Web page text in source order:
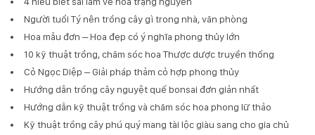
Người tuổi Tý nên trồng cây gì trong nhà, văn phòng
Hoa mẫu đơn – Hoa đẹp có ý nghĩa phong thủy lớn
10 kỹ thuật trồng, chăm sóc hoa Thược dược truyền thống
Cỏ Ngọc Diệp – Giải pháp thảm cỏ hợp phong thủy
Hướng dẫn trồng cây nguyệt quế bonsai đơn giản nhất
Hướng dẫn kỹ thuật trồng và chăm sóc hoa phong lữ thảo
Kỹ thuật trồng cây phú quý mang tài lộc giàu sang cho gia chủ